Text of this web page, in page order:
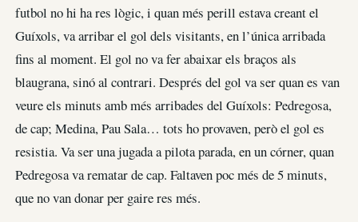
futbol no hi ha res lògic, i quan més perill estava creant el
Guíxols, va arribar el gol dels visitants, en l’única arribada
fins al moment. El gol no va fer abaixar els braços als
blaugrana, sinó al contrari. Després del gol va ser quan es van
veure els minuts amb més arribades del Guíxols: Pedregosa,
de cap; Medina, Pau Sala… tots ho provaven, però el gol es
resistia. Va ser una jugada a pilota parada, en un córner, quan
Pedregosa va rematar de cap. Faltaven poc més de 5 minuts,
que no van donar per gaire res més.